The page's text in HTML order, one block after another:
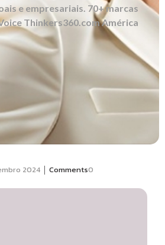
e empresariais. 70+ marcas
Thinkers360.com América
2024 | Comments0